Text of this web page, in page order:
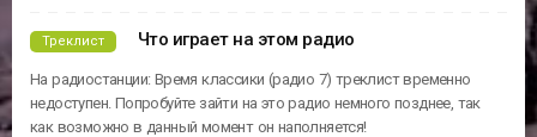
Треклист Что играет на этом радио
На радиостанции: Время классики (радио 7) треклист временно
недоступен. Попробуйте зайти на это радио немного позднее, так
как возможно в данный момент он наполняется!